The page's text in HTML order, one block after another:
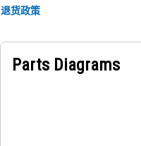
退货政策
Parts Diagrams